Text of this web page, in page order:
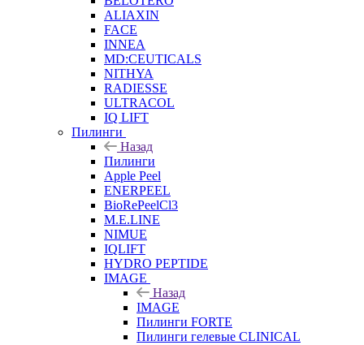
ALIAXIN
FACE
INNEA
MD:CEUTICALS
NITHYA
RADIESSE
ULTRACOL
IQ LIFT
Пилинги
Назад
Пилинги
Apple Peel
ENERPEEL
BioRePeelCl3
M.E.LINE
NIMUE
IQLIFT
HYDRO PEPTIDE
IMAGE
Назад
IMAGE
Пилинги FORTE
Пилинги гелевые CLINICAL